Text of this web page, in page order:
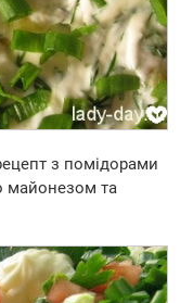
з помідорами
майонезом та